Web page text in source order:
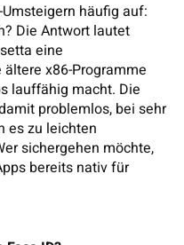
häufig auf:
Die Antwort lautet
eine
x86-Programme
lauffähig macht. Die
problemlos, bei sehr
es zu leichten
sichergehen möchte,
bereits nativ für